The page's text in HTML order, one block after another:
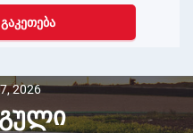
2026